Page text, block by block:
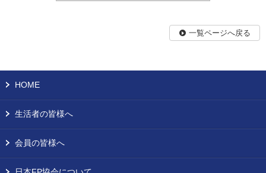
一覧ページへ戻る
HOME
生活者の皆様へ
会員の皆様へ